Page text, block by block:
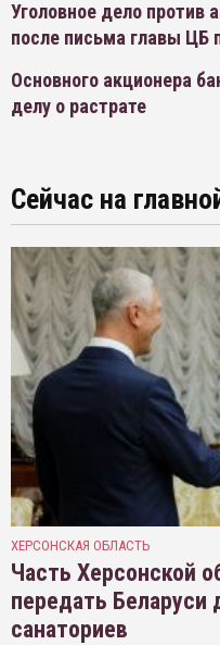
Уголовное дело против
после письма главы ЦБ
Основного акционера
делу о растрате
Сейчас на
ХЕРСОНСКАЯ ОБЛАСТЬ
Часть Херсонской
передать Беларуси
санаториев